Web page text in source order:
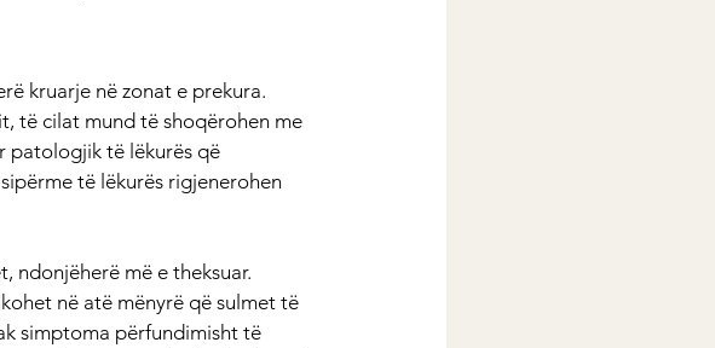
kruarje në zonat e prekura.
të cilat mund të shoqërohen me
patologjik të lëkurës që
të lëkurës rigjenerohen
ndonjëherë më e theksuar.
në atë mënyrë që sulmet të
simptoma përfundimisht të